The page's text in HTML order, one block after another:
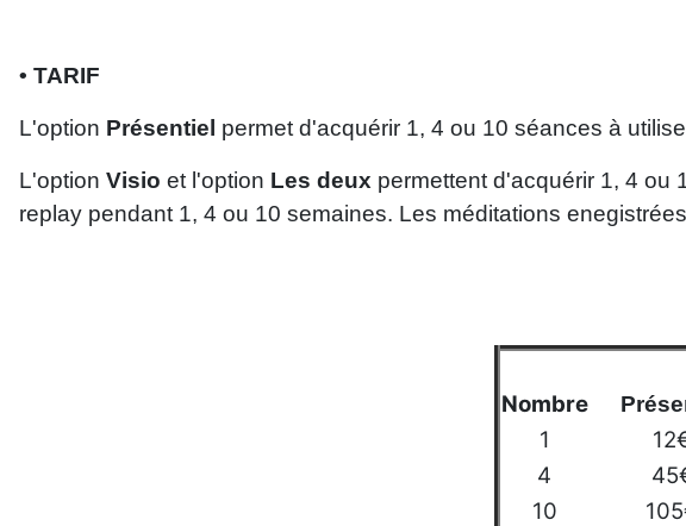
• TARIF
L'option Présentiel permet d'acquérir 1, 4 ou 10 séances à
L'option Visio et l'option Les deux permettent d'acquérir 1, 4 ou
replay pendant 1, 4 ou 10 semaines. Les méditations
Nombre
1
4
10